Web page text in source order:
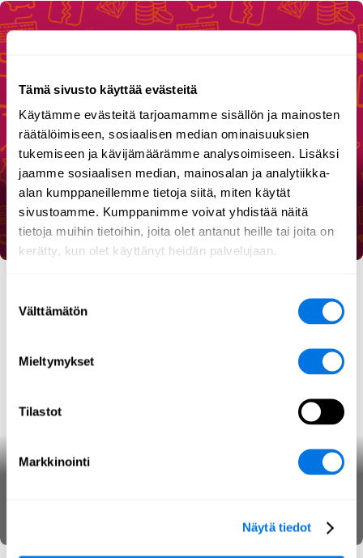
Tämä sivusto käyttää evästeitä
Käytämme evästeitä tarjoamamme sisällön ja mainosten
räätälöimiseen, sosiaalisen median ominaisuuksien
tukemiseen ja kävijämäärämme analysoimiseen. Lisäksi
jaamme sosiaalisen median, mainosalan ja analytiikka-
alan kumppaneillemme tietoja siitä, miten käytät
sivustoamme. Kumppanimme voivat yhdistää näitä
tietoja muihin tietoihin, joita olet antanut heille tai joita on
kerätty, kun olet käyttänyt heidän palvelujaan.
valinta
Välttämätön
Mieltymykset
Tilastot
Markkinointi
Näytä tiedot
Romanssihuijausten verkossa
Kyberturvallisuus Kyberuhkat Audio